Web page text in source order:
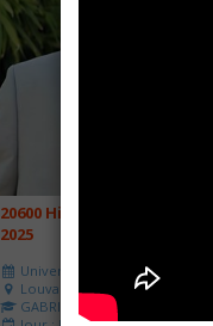
20600 Histoire de
2025
Université d'été 2026
Louvain-la-Neuve
GABRIEL Vincent